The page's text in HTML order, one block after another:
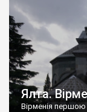
Ялта.
Вірменія першою